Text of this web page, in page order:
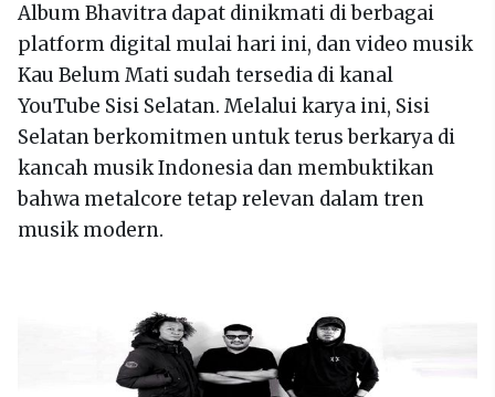
Album Bhavitra dapat dinikmati di berbagai
platform digital mulai hari ini, dan video musik
Kau Belum Mati sudah tersedia di kanal
YouTube Sisi Selatan. Melalui karya ini, Sisi
Selatan berkomitmen untuk terus berkarya di
kancah musik Indonesia dan membuktikan
bahwa metalcore tetap relevan dalam tren
musik modern.